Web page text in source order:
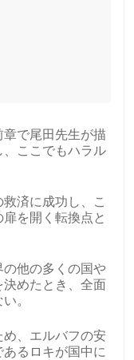
で尾田先生が描
ここでもハラル
済に成功し、こ
を開く転換点と
他の多くの国や
めたとき、全面
。
、エルバフの安
るロキが国中に